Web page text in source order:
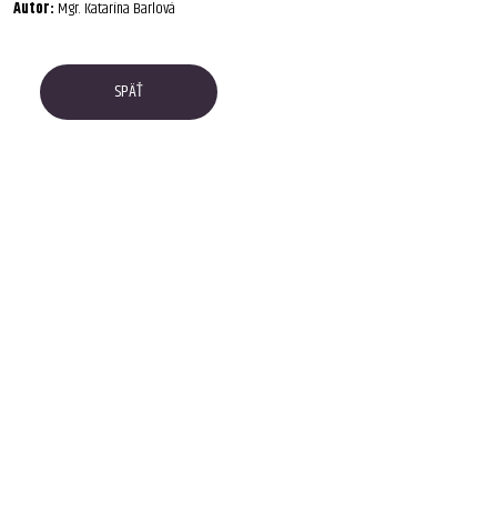
Autor: Mgr. Katarína Barlová
SPÄŤ